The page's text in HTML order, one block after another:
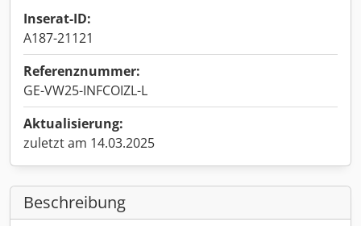
Inserat-ID:
A187-21121
Referenznummer:
GE-VW25-INFCOIZL-L
Aktualisierung:
zuletzt am 14.03.2025
Beschreibung